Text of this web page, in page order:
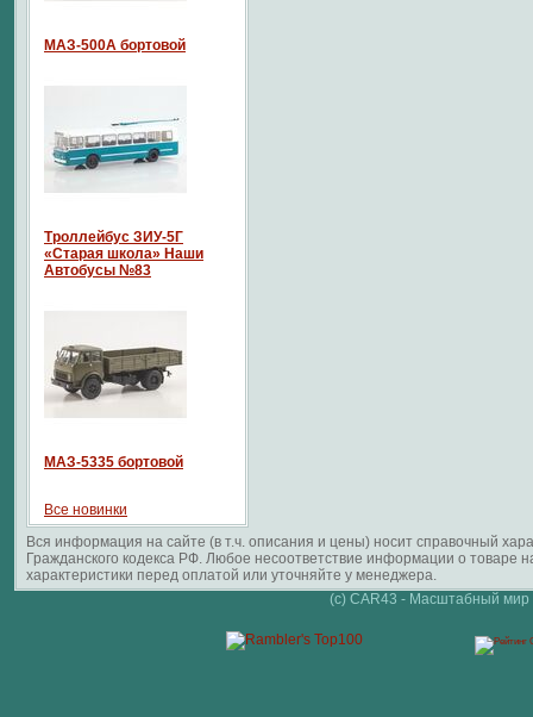
МАЗ-500А бортовой
Троллейбус ЗИУ-5Г
«Старая школа» Наши
Автобусы №83
МАЗ-5335 бортовой
Все новинки
Вся информация на сайте (в т.ч. описания и цены) носит справочный
Гражданского кодекса РФ. Любое несоответствие информации о
характеристики перед оплатой или уточняйте у менеджера.
(c) CAR43 - Масштабный мир